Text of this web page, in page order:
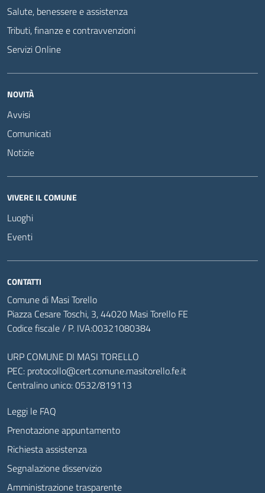
Salute, benessere e assistenza
Tributi, finanze e contravvenzioni
Servizi Online
NOVITÀ
Avvisi
Comunicati
Notizie
VIVERE IL COMUNE
Luoghi
Eventi
CONTATTI
Comune di Masi Torello
Piazza Cesare Toschi, 3, 44020 Masi Torello FE
Codice fiscale / P. IVA:00321080384
URP COMUNE DI MASI TORELLO
PEC: protocollo@cert.comune.masitorello.fe.it
Centralino unico: 0532/819113
Leggi le FAQ
Prenotazione appuntamento
Richiesta assistenza
Segnalazione disservizio
Amministrazione trasparente